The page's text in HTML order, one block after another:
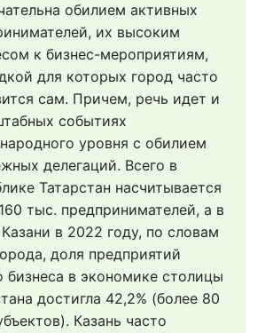
обилием активных
их высоким
к бизнес-мероприятиям,
для которых город часто
сам. Причем, речь идет и
событиях
уровня с обилием
делегаций. Всего в
Татарстан насчитывается
тыс. предпринимателей, а в
в 2022 году, по словам
доля предприятий
бизнеса в экономике столицы
достигла 42,2% (более 80
Казань часто